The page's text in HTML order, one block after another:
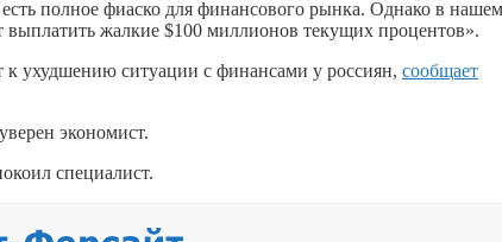
полное фиаско для финансового рынка. Однако в нашем
выплатить жалкие $100 миллионов текущих процентов».
к ухудшению ситуации с финансами у россиян, сообщает
экономист.
специалист.